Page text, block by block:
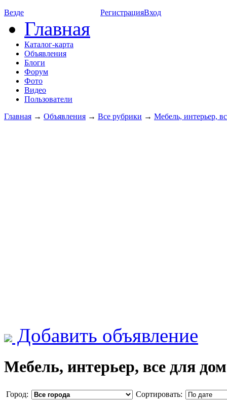
Везде РегистрацияВход
Главная
Каталог-карта
Объявления
Блоги
Форум
Фото
Видео
Пользователи
Главная → Объявления → Все рубрики → Мебель, интерьер,
Добавить объявление
Мебель, интерьер, все для
Город:
Сортировать: